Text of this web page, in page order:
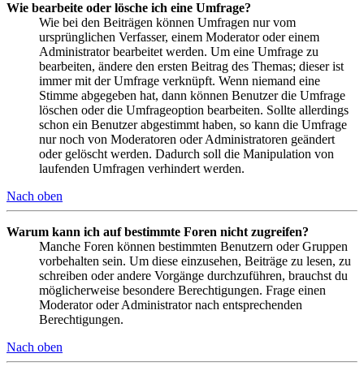
Wie bearbeite oder lösche ich eine Umfrage?
Wie bei den Beiträgen können Umfragen nur vom
ursprünglichen Verfasser, einem Moderator oder einem
Administrator bearbeitet werden. Um eine Umfrage zu
bearbeiten, ändere den ersten Beitrag des Themas; dieser ist
immer mit der Umfrage verknüpft. Wenn niemand eine
Stimme abgegeben hat, dann können Benutzer die Umfrage
löschen oder die Umfrageoption bearbeiten. Sollte allerdings
schon ein Benutzer abgestimmt haben, so kann die Umfrage
nur noch von Moderatoren oder Administratoren geändert
oder gelöscht werden. Dadurch soll die Manipulation von
laufenden Umfragen verhindert werden.
Nach oben
Warum kann ich auf bestimmte Foren nicht zugreifen?
Manche Foren können bestimmten Benutzern oder Gruppen
vorbehalten sein. Um diese einzusehen, Beiträge zu lesen, zu
schreiben oder andere Vorgänge durchzuführen, brauchst du
möglicherweise besondere Berechtigungen. Frage einen
Moderator oder Administrator nach entsprechenden
Berechtigungen.
Nach oben